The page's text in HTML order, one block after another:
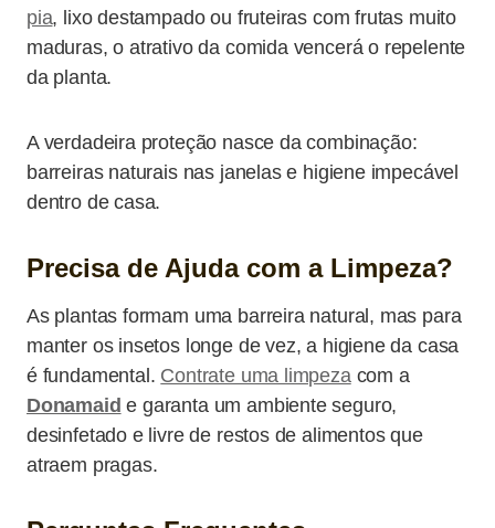
pia, lixo destampado ou fruteiras com frutas muito
maduras, o atrativo da comida vencerá o repelente
da planta.
A verdadeira proteção nasce da combinação:
barreiras naturais nas janelas e higiene impecável
dentro de casa.
Precisa de Ajuda com a Limpeza?
As plantas formam uma barreira natural, mas para
manter os insetos longe de vez, a higiene da casa
é fundamental. Contrate uma limpeza com a
Donamaid e garanta um ambiente seguro,
desinfetado e livre de restos de alimentos que
atraem pragas.